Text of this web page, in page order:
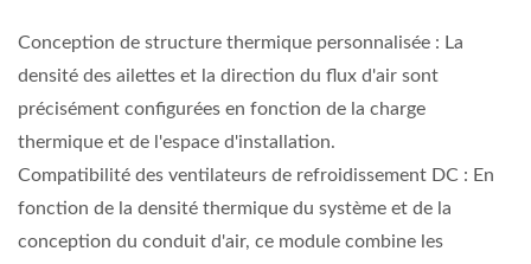
Conception de structure thermique personnalisée : La
densité des ailettes et la direction du flux d'air sont
précisément configurées en fonction de la charge
thermique et de l'espace d'installation.
Compatibilité des ventilateurs de refroidissement DC : En
fonction de la densité thermique du système et de la
conception du conduit d'air, ce module combine les